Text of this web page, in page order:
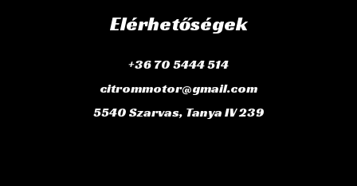
Elérhetőségek
+36 70 5444 514
citrommotor@gmail.com
5540 Szarvas, Tanya IV 239